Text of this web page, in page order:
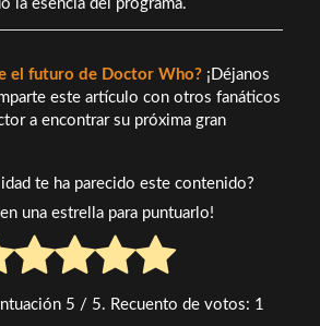
la esencia del programa.
el futuro de Doctor Who?¡Déjanos
este artículo con otros fanáticos
a encontrar su próxima gran
te ha parecido este contenido?
una estrella para puntuarlo!
5 / 5. Recuento de votos: 1